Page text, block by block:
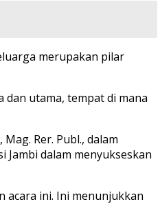
merupakan pilar
utama, tempat di mana
Rer. Publ., dalam
dalam menyukseskan
acara ini. Ini menunjukkan